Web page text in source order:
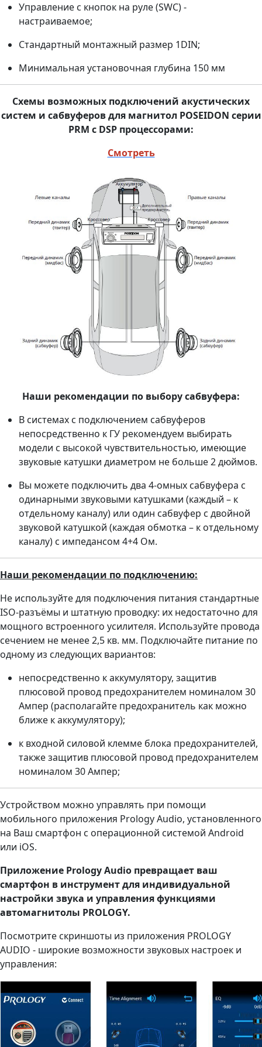
Управление с кнопок на руле (SWC) -
настраиваемое;
Стандартный монтажный размер 1DIN;
Минимальная установочная глубина 150 мм
Схемы возможных подключений акустических
систем и сабвуферов для магнитол POSEIDON серии
PRM с DSP процессорами:
Смотреть
Наши рекомендации по выбору сабвуфера:
В системах с подключением сабвуферов
непосредственно к ГУ рекомендуем выбирать
модели с высокой чувствительностью, имеющие
звуковые катушки диаметром не больше 2 дюймов.
Вы можете подключить два 4-омных сабвуфера с
одинарными звуковыми катушками (каждый – к
отдельному каналу) или один сабвуфер с двойной
звуковой катушкой (каждая обмотка – к отдельному
каналу) с импедансом 4+4 Ом.
Наши рекомендации по подключению:
Не используйте для подключения питания стандартные
ISO-разъёмы и штатную проводку: их недостаточно для
мощного встроенного усилителя. Используйте провода
сечением не менее 2,5 кв. мм. Подключайте питание по
одному из следующих вариантов:
непосредственно к аккумулятору, защитив
плюсовой провод предохранителем номиналом 30
Ампер (располагайте предохранитель как можно
ближе к аккумулятору);
к входной силовой клемме блока предохранителей,
также защитив плюсовой провод предохранителем
номиналом 30 Ампер;
Устройством можно управлять при помощи
мобильного приложения Prology Audio, установленного
на Ваш смартфон с операционной системой Android
или iOS.
Приложение Prology Audio превращает ваш
смартфон в инструмент для индивидуальной
настройки звука и управления функциями
автомагнитолы PROLOGY.
Посмотрите скриншоты из приложения PROLOGY
AUDIO - широкие возможности звуковых настроек и
управления: